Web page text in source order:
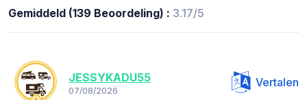
Gemiddeld (139 Beoordeling) : 3.17/5
JESSYKADU55
07/08/2026
Vertalen